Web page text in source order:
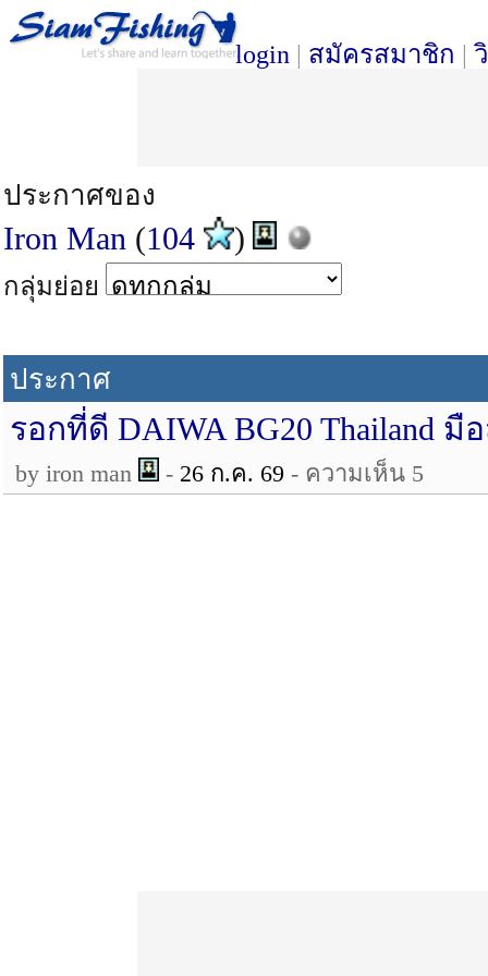
login | สมัครสมาชิก |
ประกาศของ
Iron Man (104 )
กลุ่มย่อย
ประกาศ
รอกที่ดี DAIWA BG20 Thailand มื
by iron man - 26 ก.ค. 69 - ความเห็น 5